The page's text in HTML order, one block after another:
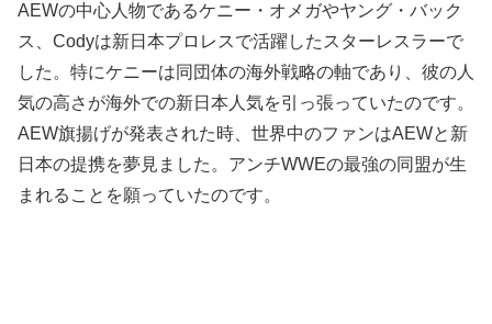
AEWの中心人物であるケニー・オメガやヤング・バック
ス、Codyは新日本プロレスで活躍したスターレスラーで
した。特にケニーは同団体の海外戦略の軸であり、彼の人
気の高さが海外での新日本人気を引っ張っていたのです。
AEW旗揚げが発表された時、世界中のファンはAEWと新
日本の提携を夢見ました。アンチWWEの最強の同盟が生
まれることを願っていたのです。